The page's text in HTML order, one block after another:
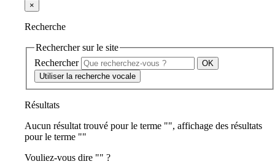
×
Recherche
Rechercher sur le site
Rechercher
Utiliser la recherche vocale
Résultats
Aucun résultat trouvé pour le terme "", affichage des résultats
pour le terme ""
Vouliez-vous dire "" ?